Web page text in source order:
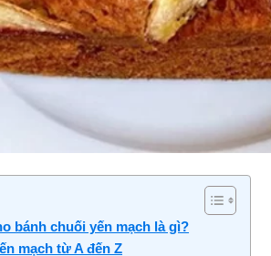
bánh chuối yến mạch là gì?
mạch từ A đến Z